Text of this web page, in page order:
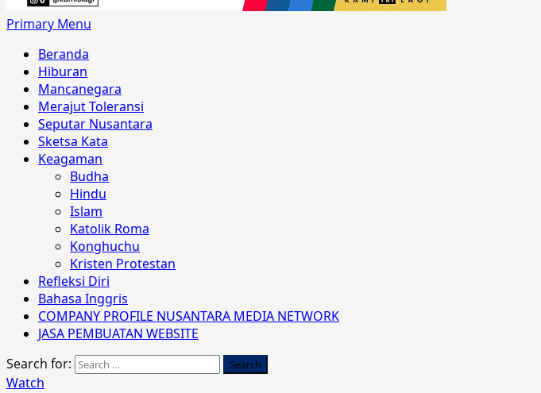
Primary Menu
Beranda
Hiburan
Mancanegara
Merajut Toleransi
Seputar Nusantara
Sketsa Kata
Keagaman
Budha
Hindu
Islam
Katolik Roma
Konghuchu
Kristen Protestan
Refleksi Diri
Bahasa Inggris
COMPANY PROFILE NUSANTARA MEDIA NETWORK
JASA PEMBUATAN WEBSITE
Search for:
Watch